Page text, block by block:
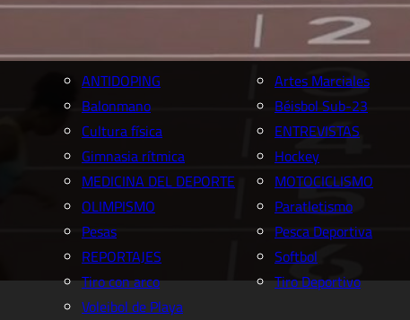
ANTIDOPING Artes Marciales
Balonmano Béisbol Sub-23
Cultura física ENTREVISTAS
Gimnasia rítmica Hockey
MEDICINA DEL DEPORTE MOTOCICLISMO
OLIMPISMO Paratletismo
Pesas Pesca Deportiva
REPORTAJES Softbol
Tiro con arco Tiro Deportivo
Voleibol de Playa